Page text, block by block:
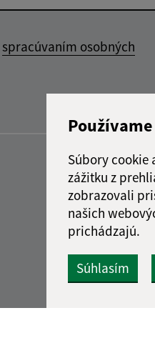
Súbory cookie
zážitku z
zobrazovali
našich
prichádzajú.
Súhlasím
spracúvaním osobných